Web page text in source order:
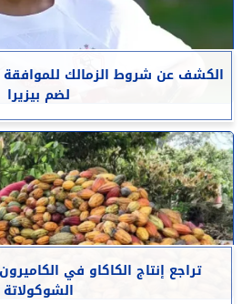
الكشف عن شروط الزمالك
لضم بيزيرا
تراجع إنتاج الكاكاو في
الشوكولاتة